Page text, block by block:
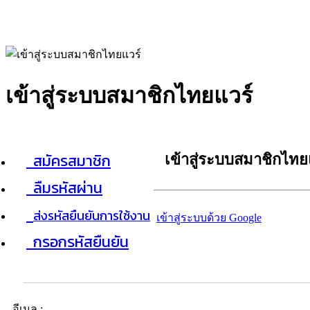
เข้าสู่ระบบสมาชิกไทยแวร์
สมัครสมาชิก
ลืมรหัสผ่าน
ส่งรหัสยืนยันการใช้งาน
กรอกรหัสยืนยัน
เข้าสู่ระบบสมาชิกไท
เข้าสู่ระบบด้วย Google